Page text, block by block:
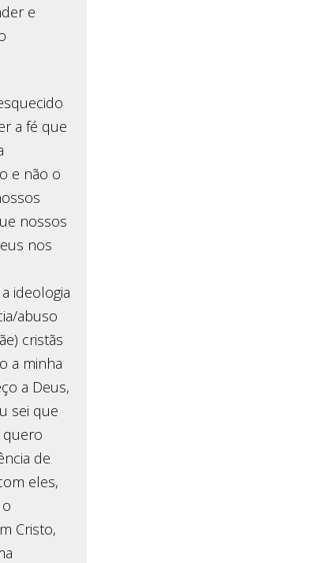
e
a fé que
e não o
nossos
nos
ideologia
abuso
cristãs
a minha
a Deus,
sei que
quero
de
eles,
Cristo,